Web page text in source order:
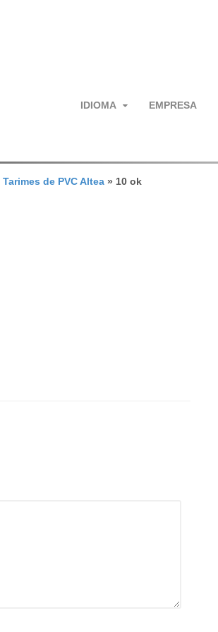
IDIOMA EMPRESA
Tarimes de PVC Altea » 10 ok